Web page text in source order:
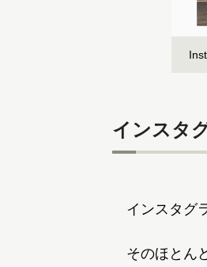
インスタ
インスタグ
そのほとん